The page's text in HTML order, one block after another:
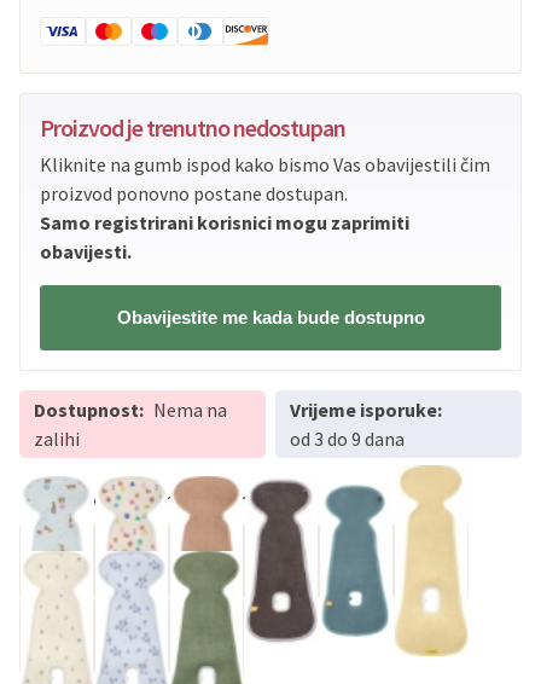
Proizvod je trenutno nedostupan
Kliknite na gumb ispod kako bismo Vas obavijestili čim
proizvod ponovno postane dostupan.
Samo registrirani korisnici mogu zaprimiti
obavijesti.
Obavijestite me kada bude dostupno
Dostupnost: Nema na
zalihi
Vrijeme isporuke:
od 3 do 9 dana
Dostupno i u ovim uzorcima